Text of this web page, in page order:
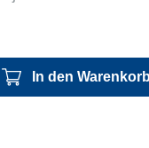
In den